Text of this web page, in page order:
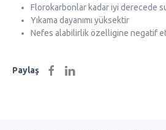
Florokarbonlar kadar iyi derecede
Yıkama dayanımı yüksektir
Nefes alabilirlik özelligine negatif
Paylaş